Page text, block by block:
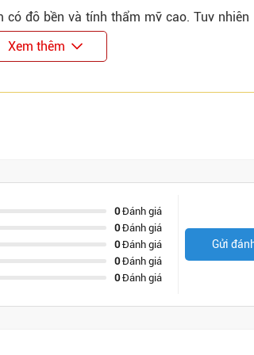
có độ bền và tính thẩm mỹ cao. Tuy
làm từ vật liệu thông thường, nên một
sản phẩm
khoang tủ để đảm bảo việc lắp đặt chính
ổn định và tăng độ bền trong quá trình
Xem thêm
0Đánh giá
0Đánh giá
0Đánh giá
0Đánh giá
0Đánh giá
Gửi